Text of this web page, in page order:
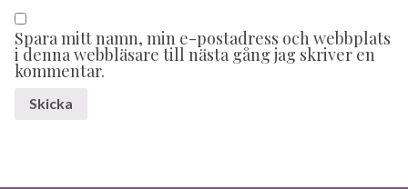
Spara mitt namn, min e-postadress och webbplats
i denna webbläsare till nästa gång jag skriver en
kommentar.